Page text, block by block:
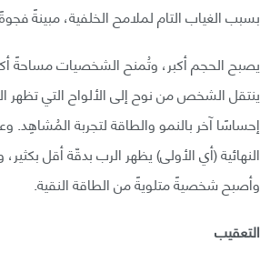
بسبب الغياب التام لملامح الخلفية، مبينةً
يصبح الحجم أكبر، وتُمنح الشخصيات مساحةً
ينتقل الشخص من نوح إلى الألواح التي تظهر
إحساسًا آخر بالنمو والطاقة لتجربة المُشاهِد.
النهائية (أي الأولى) يظهر الرب بدقّة أقل بكثير،
وأصبح شخصيةً متلويةً من الطاقة النقية.
التعقيب